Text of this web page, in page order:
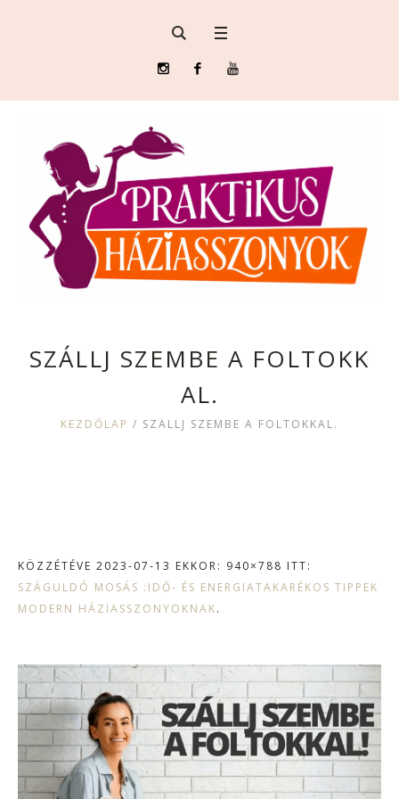
SZÁLLJ SZEMBE A FOLTOKK
AL.
KEZDŐLAP / SZÁLLJ SZEMBE A FOLTOKKAL.
KÖZZÉTÉVE 2023-07-13 EKKOR: 940×788 ITT:
SZÁGULDÓ MOSÁS :IDŐ- ÉS ENERGIATAKARÉKOS TIPPEK
MODERN HÁZIASSZONYOKNAK.